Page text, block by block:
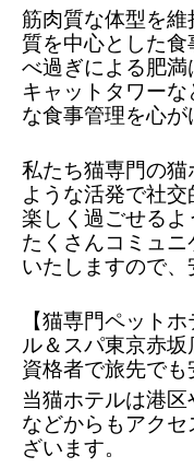
筋肉質な体型を維
質を中心とした
べ過ぎによる肥満
キャットタワー
な食事管理を心が
私たち猫専門の
ような活発で社
楽しく過ごせるよ
たくさんコミュ
いたしますので
【猫専門ペット
ル＆スパ東京赤
資格者で旅先でも
当猫ホテルは港
などからもアク
ざいます。